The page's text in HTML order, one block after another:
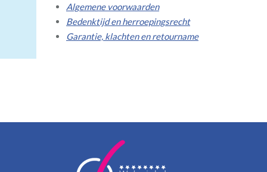
Algemene voorwaarden
Bedenktijd en herroepingsrecht
Garantie, klachten en retourname